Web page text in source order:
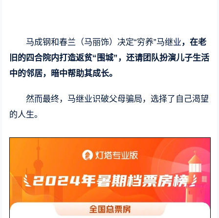
马成钢和春兰（马丽饰）决定“穷养”马继业 ，在老
旧的四合院内打造返贫“围城”，还请团队扮演儿子生活
中的邻居，暗中帮助其成长。
然而最终，马继业识破父母骗局，选择了自己渴望
的人生。